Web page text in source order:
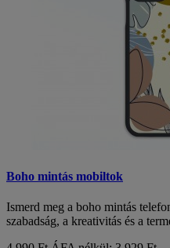
Boho mintás mobiltok
Ismerd meg a boho mintás
szabadság, a kreativitás és a